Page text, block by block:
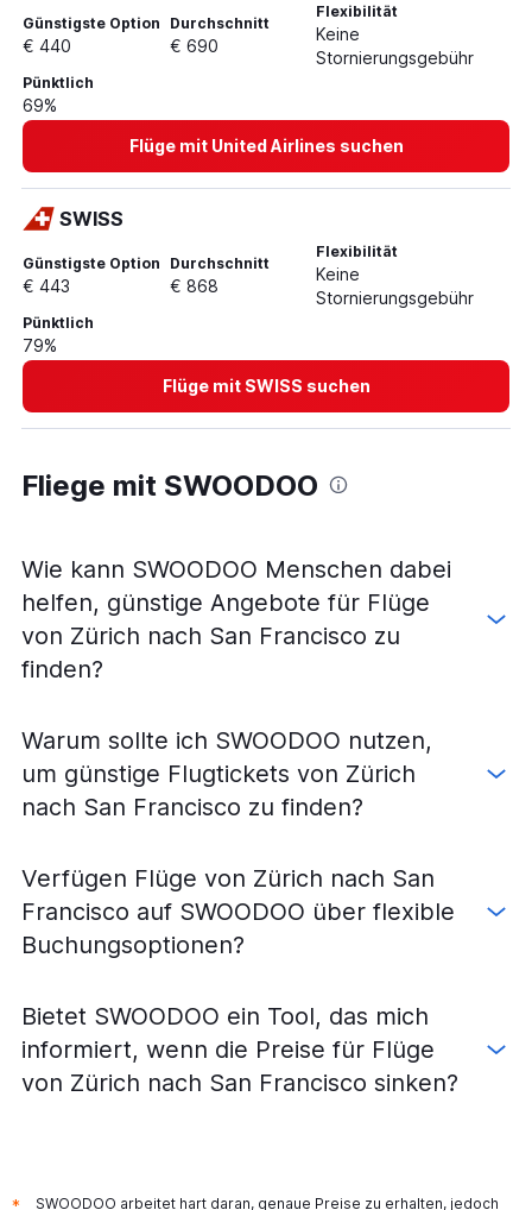
Günstigste Option
€ 440
Durchschnitt
€ 690
Flexibilität
Keine
Stornierungsgebühr
Pünktlich
69%
Flüge mit United Airlines suchen
SWISS
Günstigste Option
€ 443
Durchschnitt
€ 868
Flexibilität
Keine
Stornierungsgebühr
Pünktlich
79%
Flüge mit SWISS suchen
Fliege mit SWOODOO
Wie kann SWOODOO Menschen dabei
helfen, günstige Angebote für Flüge
von Zürich nach San Francisco zu
finden?
Warum sollte ich SWOODOO nutzen,
um günstige Flugtickets von Zürich
nach San Francisco zu finden?
Verfügen Flüge von Zürich nach San
Francisco auf SWOODOO über flexible
Buchungsoptionen?
Bietet SWOODOO ein Tool, das mich
informiert, wenn die Preise für Flüge
von Zürich nach San Francisco sinken?
* SWOODOO arbeitet hart daran, genaue Preise zu erhalten, jedoch